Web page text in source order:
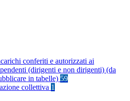
conferiti e autorizzati ai
(dirigenti e non dirigenti) (da
in tabelle) 59
collettiva 1